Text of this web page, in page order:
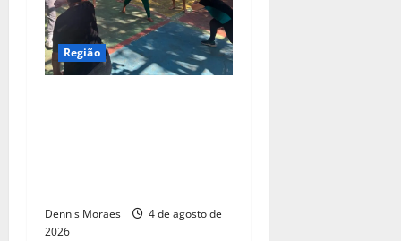
Região
Dennis Moraes
4 de agosto de
2026